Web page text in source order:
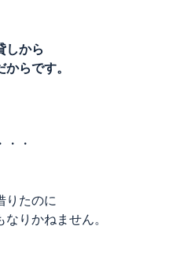
しから
らです。
・
りたのに
りかねません。